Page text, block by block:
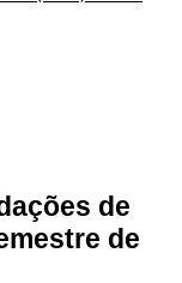
de
de